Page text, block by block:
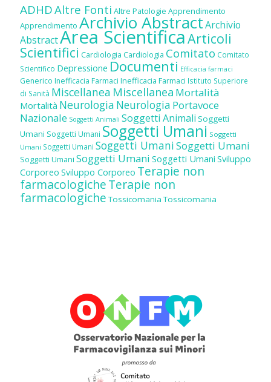
ADHDAltre Fonti Altre Patologie Apprendimento
Apprendimento Archivio AbstractArchivio
AbstractArea ScientificaArticoli
Scientifici Cardiologia Cardiologia Comitato Comitato
Scientifico Depressione Documenti Efficacia farmaci
Generico Inefficacia Farmaci Inefficacia Farmaci Istituto Superiore
di Sanità Miscellanea Miscellanea Mortalità
Mortalità Neurologia Neurologia Portavoce
Nazionale Soggetti Animali Soggetti Animali Soggetti
Umani Soggetti Umani Soggetti Umani Soggetti
Umani Soggetti Umani Soggetti UmaniSoggetti Umani
Soggetti Umani Soggetti Umani Soggetti Umani Sviluppo
Corporeo Sviluppo Corporeo Terapie non
farmacologicheTerapie non
farmacologiche Tossicomania Tossicomania